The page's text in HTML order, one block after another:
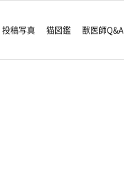
投稿写真 猫図鑑 獣医師Q&A